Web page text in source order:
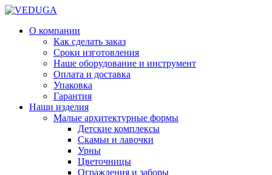
О компании
Как сделать заказ
Сроки изготовления
Наше оборудование и инструмент
Оплата и доставка
Упаковка
Гарантия
Наши изделия
Малые архитектурные формы
Детские комплексы
Скамьи и лавочки
Урны
Цветочницы
Ограждения и заборы